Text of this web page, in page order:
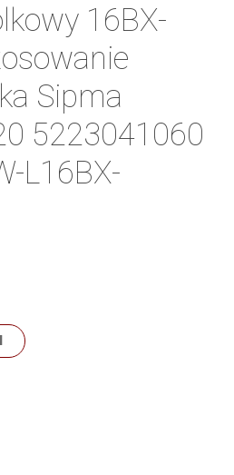
16BX-
Sipma
5223041060
L16BX-